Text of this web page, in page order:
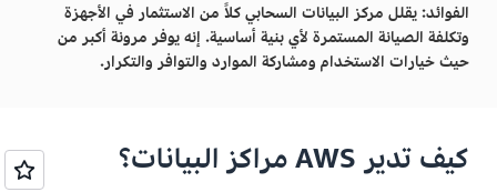
الفوائد: يقلل مركز البيانات السحابي كلاً من الاستثمار في الأجهزة
وتكلفة الصيانة المستمرة لأي بنية أساسية. إنه يوفر مرونة أكبر من
حيث خيارات الاستخدام ومشاركة الموارد والتوافر والتكرار.
كيف تدير AWS مراكز البيانات؟